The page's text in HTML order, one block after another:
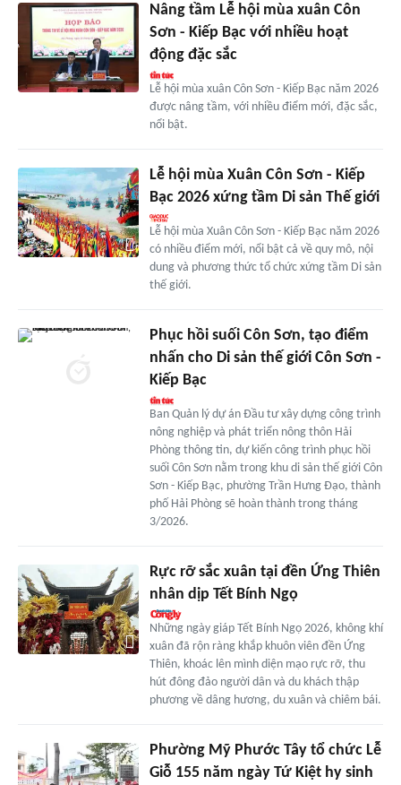
Nâng tầm Lễ hội mùa xuân Côn
Sơn - Kiếp Bạc với nhiều hoạt
động đặc sắc
Lễ hội mùa xuân Côn Sơn - Kiếp Bạc năm 2026
được nâng tầm, với nhiều điểm mới, đặc sắc,
nổi bật.
Lễ hội mùa Xuân Côn Sơn - Kiếp
Bạc 2026 xứng tầm Di sản Thế giới
Lễ hội mùa Xuân Côn Sơn - Kiếp Bạc năm 2026
có nhiều điểm mới, nổi bật cả về quy mô, nội
dung và phương thức tổ chức xứng tầm Di sản
thế giới.
Phục hồi suối Côn Sơn, tạo điểm
nhấn cho Di sản thế giới Côn Sơn -
Kiếp Bạc
Ban Quản lý dự án Đầu tư xây dựng công trình
nông nghiệp và phát triển nông thôn Hải
Phòng thông tin, dự kiến công trình phục hồi
suối Côn Sơn nằm trong khu di sản thế giới Côn
Sơn - Kiếp Bạc, phường Trần Hưng Đạo, thành
phố Hải Phòng sẽ hoàn thành trong tháng
3/2026.
Rực rỡ sắc xuân tại đền Ứng Thiên
nhân dịp Tết Bính Ngọ
Những ngày giáp Tết Bính Ngọ 2026, không khí
xuân đã rộn ràng khắp khuôn viên đền Ứng
Thiên, khoác lên mình diện mạo rực rỡ, thu
hút đông đảo người dân và du khách thập
phương về dâng hương, du xuân và chiêm bái.
Phường Mỹ Phước Tây tổ chức Lễ
Giỗ 155 năm ngày Tứ Kiệt hy sinh